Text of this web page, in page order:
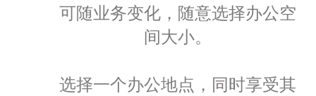
可随业务变化，随意选择办公空
间大小。
选择一个办公地点，同时享受其